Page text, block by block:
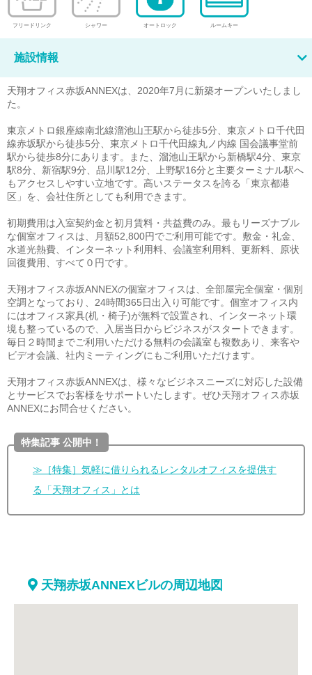
フリードリンク シャワー オートロック ルームキー
施設情報
天翔オフィス赤坂ANNEXは、2020年7月に新築オープンいたしまし
た。
東京メトロ銀座線南北線溜池山王駅から徒歩5分、東京メトロ千代田
線赤坂駅から徒歩5分、東京メトロ千代田線丸ノ内線 国会議事堂前
駅から徒歩8分にあります。また、溜池山王駅から新橋駅4分、東京
駅8分、新宿駅9分、品川駅12分、上野駅16分と主要ターミナル駅へ
もアクセスしやすい立地です。高いステータスを誇る「東京都港
区」を、会社住所としても利用できます。
初期費用は入室契約金と初月賃料・共益費のみ。最もリーズナブル
な個室オフィスは、月額52,800円でご利用可能です。敷金・礼金、
水道光熱費、インターネット利用料、会議室利用料、更新料、原状
回復費用、すべて０円です。
天翔オフィス赤坂ANNEXの個室オフィスは、全部屋完全個室・個別
空調となっており、24時間365日出入り可能です。個室オフィス内
にはオフィス家具(机・椅子)が無料で設置され、インターネット環
境も整っているので、入居当日からビジネスがスタートできます。
毎日２時間までご利用いただける無料の会議室も複数あり、来客や
ビデオ会議、社内ミーティングにもご利用いただけます。
天翔オフィス赤坂ANNEXは、様々なビジネスニーズに対応した設備
とサービスでお客様をサポートいたします。ぜひ天翔オフィス赤坂
ANNEXにお問合せください。
特集記事 公開中！
≫［特集］気軽に借りられるレンタルオフィスを提供す
る「天翔オフィス」とは
天翔赤坂ANNEXビルの周辺地図